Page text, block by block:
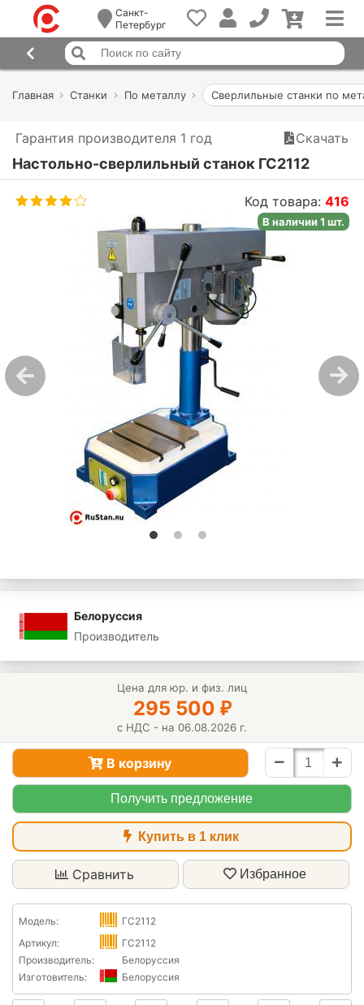
Санкт-
Петербург
Главная Станки По металлу Сверлильные станки по
Гарантия производителя 1 год Скачать
Настольно-сверлильный станок ГС2112
Код товара:416
В наличии 1 шт.
Белоруссия
Производитель
Цена для юр. и физ. лиц
295 500 ₽
с НДС - на 06.08.2026 г.
В корзину
Получить предложение
Купить в 1 клик
Сравнить Избранное
Модель:
ГС2112
Артикул:
ГС2112
Производитель:
Белоруссия
Изготовитель:
Белоруссия